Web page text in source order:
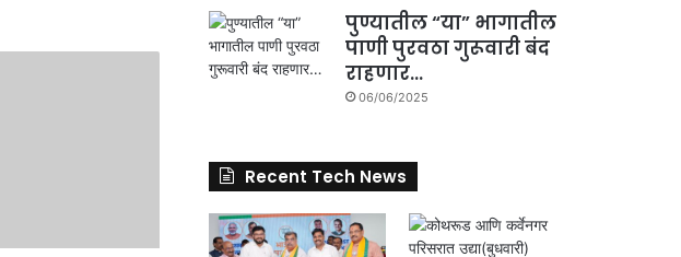
पुण्यातील “या” भागातील
पाणी पुरवठा गुरूवारी बंद
राहणार…
06/06/2025
Recent Tech News